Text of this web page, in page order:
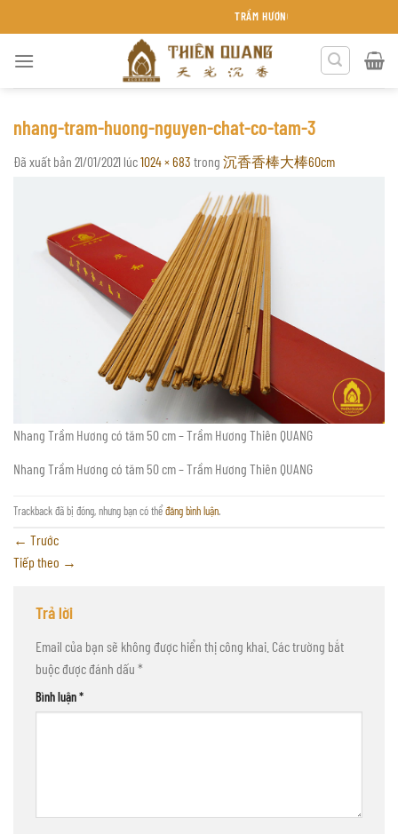
đến
TRẦM HƯƠNG THIÊN QUANG KHÁNH HÒA
nhang-tram-huong-nguyen-chat-co-tam-3
Đã xuất bản 21/01/2021 lúc1024 × 683 trong 沉香香棒大棒60cm
Nhang Trầm Hương có tăm 50 cm – Trầm Hương Thiên QUANG
Nhang Trầm Hương có tăm 50 cm – Trầm Hương Thiên QUANG
Trackback đã bị đóng, nhưng bạn có thểđăng bình luận.
← Trước
Tiếp theo →
Trả lời
Email của bạn sẽ không được hiển thị công khai. Các trường bắt
buộc được đánh dấu *
Bình luận*